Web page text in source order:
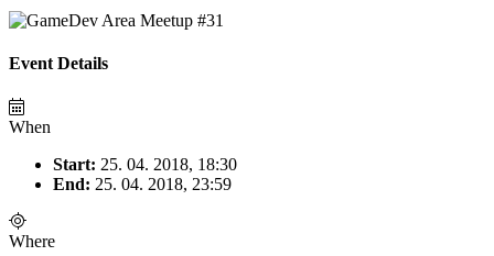
Event Details
When
Start: 25. 04. 2018, 18:30
End: 25. 04. 2018, 23:59
Where